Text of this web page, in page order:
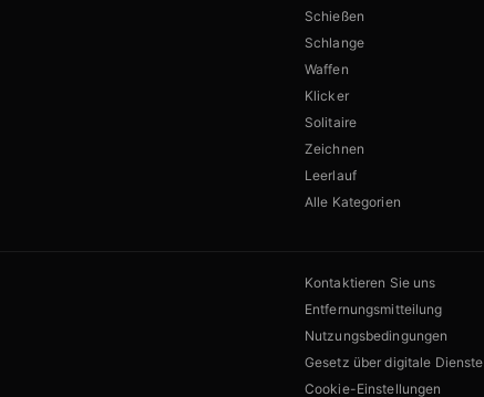
Schießen
Schlange
Waffen
Klicker
Solitaire
Zeichnen
Leerlauf
Alle Kategorien
Kontaktieren Sie uns
Entfernungsmitteilung
Nutzungsbedingungen
Gesetz über digitale Dienste
Cookie-Einstellungen